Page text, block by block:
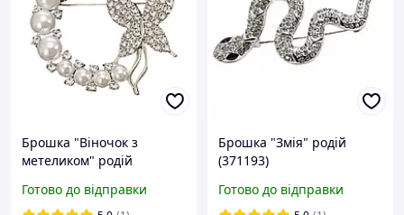
Брошка "Віночок з
метеликом" родій
Готово до відправки
Брошка "Змія" родій
(371193)
Готово до відправки